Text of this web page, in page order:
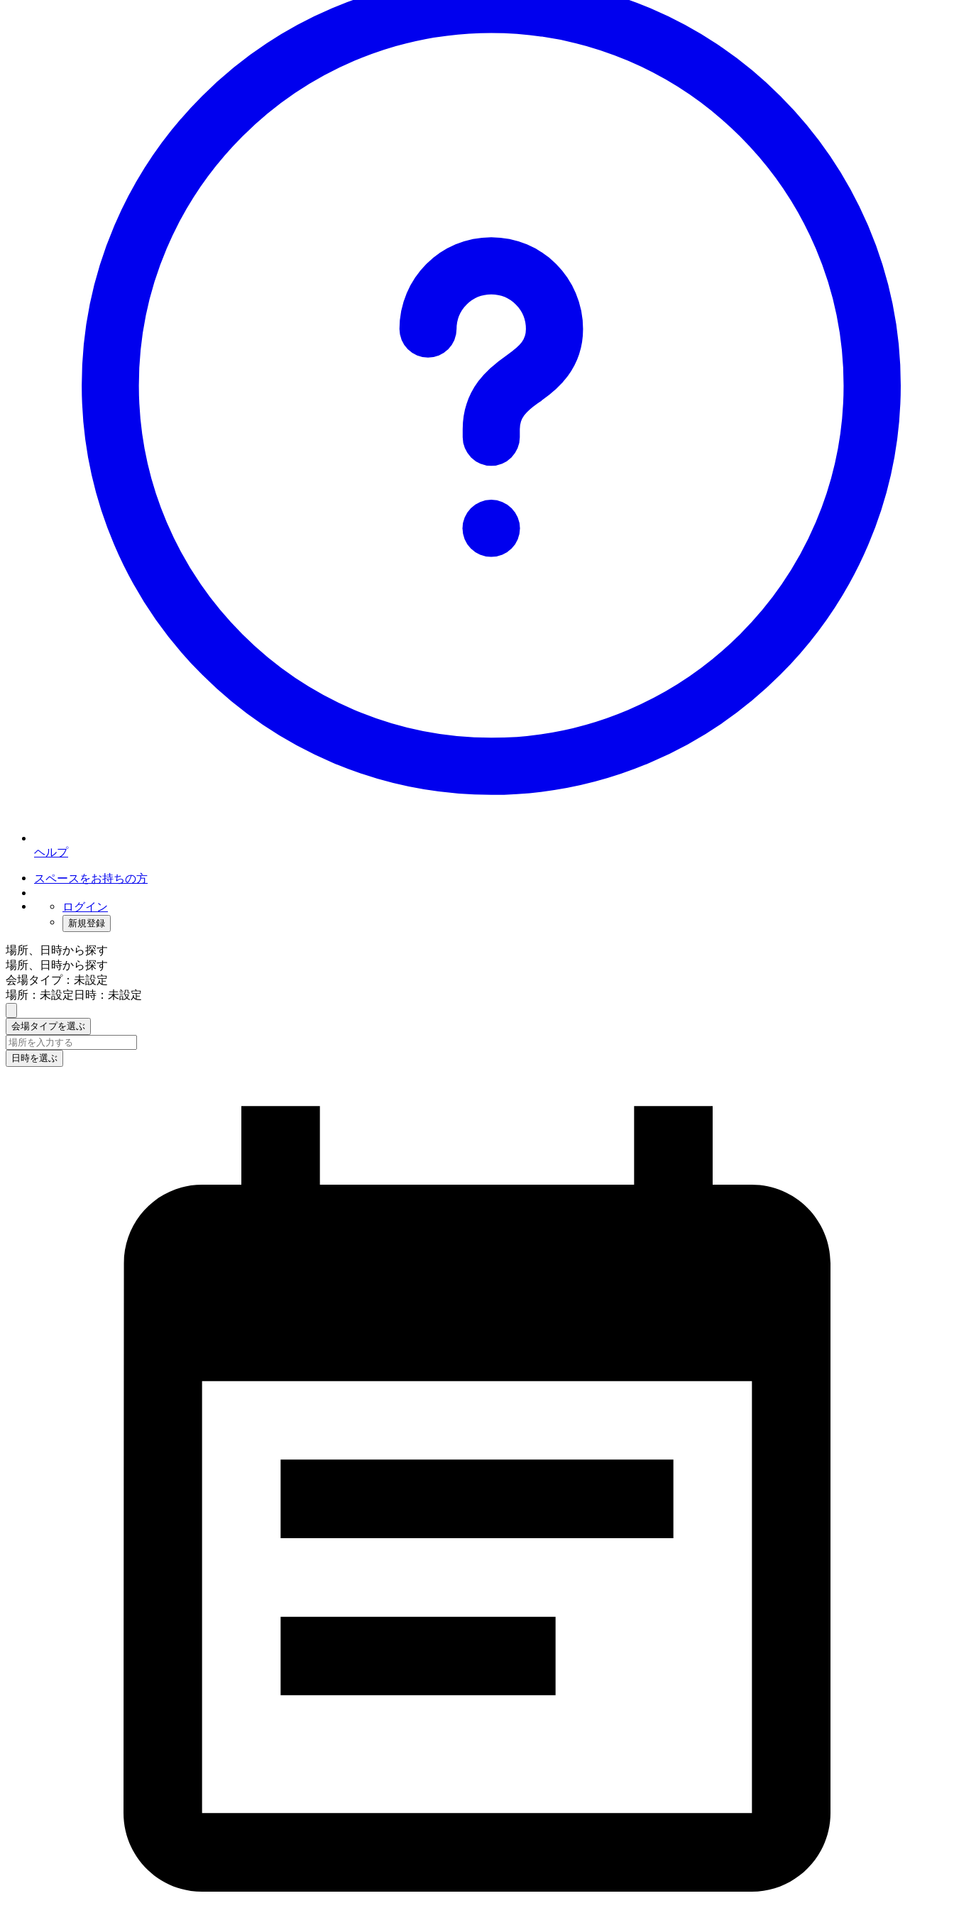
ヘルプ
スペースをお持ちの方
ログイン
新規登録
場所、日時から探す
場所、日時から探す
会場タイプ：未設定
場所：未設定日時：未設定
会場タイプを選ぶ
日時を選ぶ